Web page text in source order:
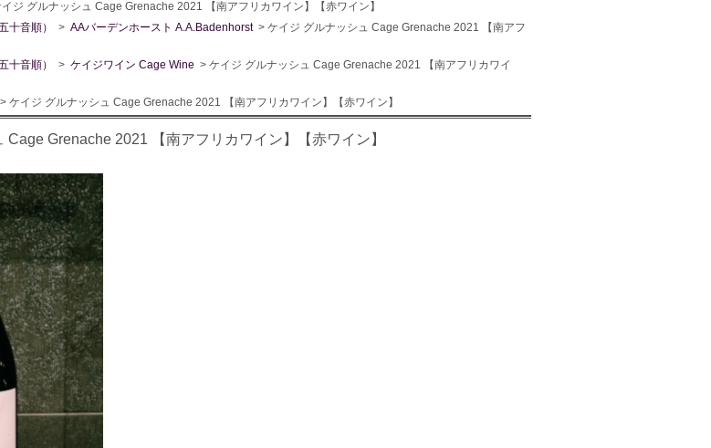
ジ グルナッシュ Cage Grenache 2021 【南アフリカワイン】【赤ワイン】
十音順） > AAバーデンホースト A.A.Badenhorst > ケイジ グルナッシュ Cage Grenache 2021 【南アフ
十音順） > ケイジワイン Cage Wine > ケイジ グルナッシュ Cage Grenache 2021 【南アフリカワイ
> ケイジ グルナッシュ Cage Grenache 2021 【南アフリカワイン】【赤ワイン】
Cage Grenache 2021 【南アフリカワイン】【赤ワイン】